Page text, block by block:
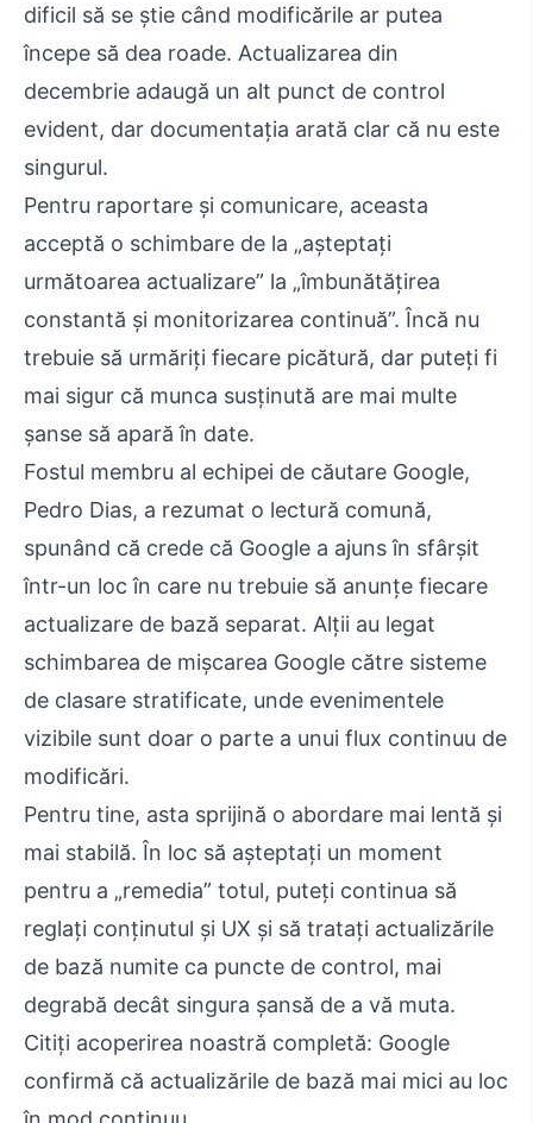
dificil să se știe când modificările ar putea
începe să dea roade. Actualizarea din
decembrie adaugă un alt punct de control
evident, dar documentația arată clar că nu este
singurul.
Pentru raportare și comunicare, aceasta
acceptă o schimbare de la „așteptați
următoarea actualizare” la „îmbunătățirea
constantă și monitorizarea continuă”. Încă nu
trebuie să urmăriți fiecare picătură, dar puteți fi
mai sigur că munca susținută are mai multe
șanse să apară în date.
Fostul membru al echipei de căutare Google,
Pedro Dias, a rezumat o lectură comună,
spunând că crede că Google a ajuns în sfârșit
într-un loc în care nu trebuie să anunțe fiecare
actualizare de bază separat. Alții au legat
schimbarea de mișcarea Google către sisteme
de clasare stratificate, unde evenimentele
vizibile sunt doar o parte a unui flux continuu de
modificări.
Pentru tine, asta sprijină o abordare mai lentă și
mai stabilă. În loc să așteptați un moment
pentru a „remedia” totul, puteți continua să
reglați conținutul și UX și să tratați actualizările
de bază numite ca puncte de control, mai
degrabă decât singura șansă de a vă muta.
Citiți acoperirea noastră completă: Google
confirmă că actualizările de bază mai mici au loc